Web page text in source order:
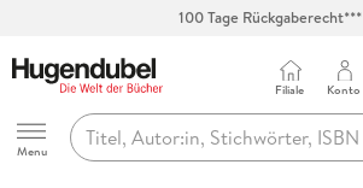
100 Tage Rückgaberecht***
Hugendubel
Menu
Filiale Konto